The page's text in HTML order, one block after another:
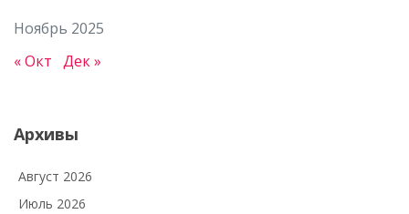
Ноябрь 2025
« Окт Дек »
Архивы
Август 2026
Июль 2026